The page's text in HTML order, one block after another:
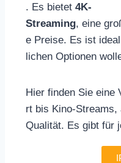
. Es bietet 4K-
Streaming, eine
e Preise. Es ist
lichen Optionen
Hier finden Sie eine
rt bis Kino-Streams,
Qualität. Es gibt für